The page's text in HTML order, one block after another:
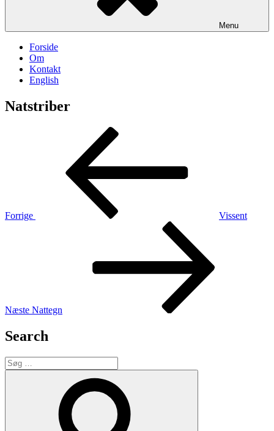
Menu
Forside
Om
Kontakt
English
Natstriber
Indlægsnavigation
Forrige
Vissent
Næste Nattegn
Search
Søg
efter: